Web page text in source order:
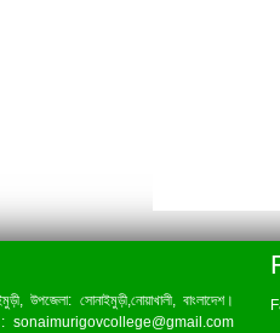
উপজেলা: সোনাইমুড়ী,নোয়াখালী, বাংলাদেশ।